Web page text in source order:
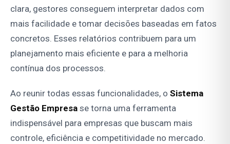
clara, gestores conseguem interpretar dados com
mais facilidade e tomar decisões baseadas em fatos
concretos. Esses relatórios contribuem para um
planejamento mais eficiente e para a melhoria
contínua dos processos.
Ao reunir todas essas funcionalidades, o Sistema
Gestão Empresa se torna uma ferramenta
indispensável para empresas que buscam mais
controle, eficiência e competitividade no mercado.